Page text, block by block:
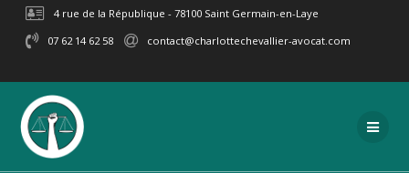
Passer
contenu
4 rue de la République - 78100 Saint Germain-en-Laye
07 62 14 62 58
contact@charlottechevallier-avocat.com